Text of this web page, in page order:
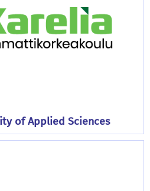
of Applied Sciences